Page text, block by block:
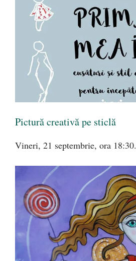
Pictură creativă pe sticlă
Vineri, 21 septembrie, ora 18:30.